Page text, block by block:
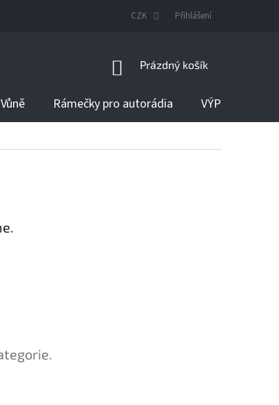
CZK Přihlášení
NÁKUPNÍ
Prázdný košík
Rámečky pro autorádia VÝPRODEJ